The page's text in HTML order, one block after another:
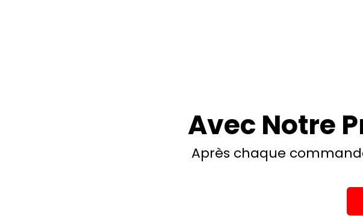
Avec Notre
Après chaque